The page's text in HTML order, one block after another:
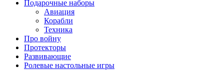
Подарочные наборы
Авиация
Корабли
Техника
Про войну
Протекторы
Развивающие
Ролевые настольные игры